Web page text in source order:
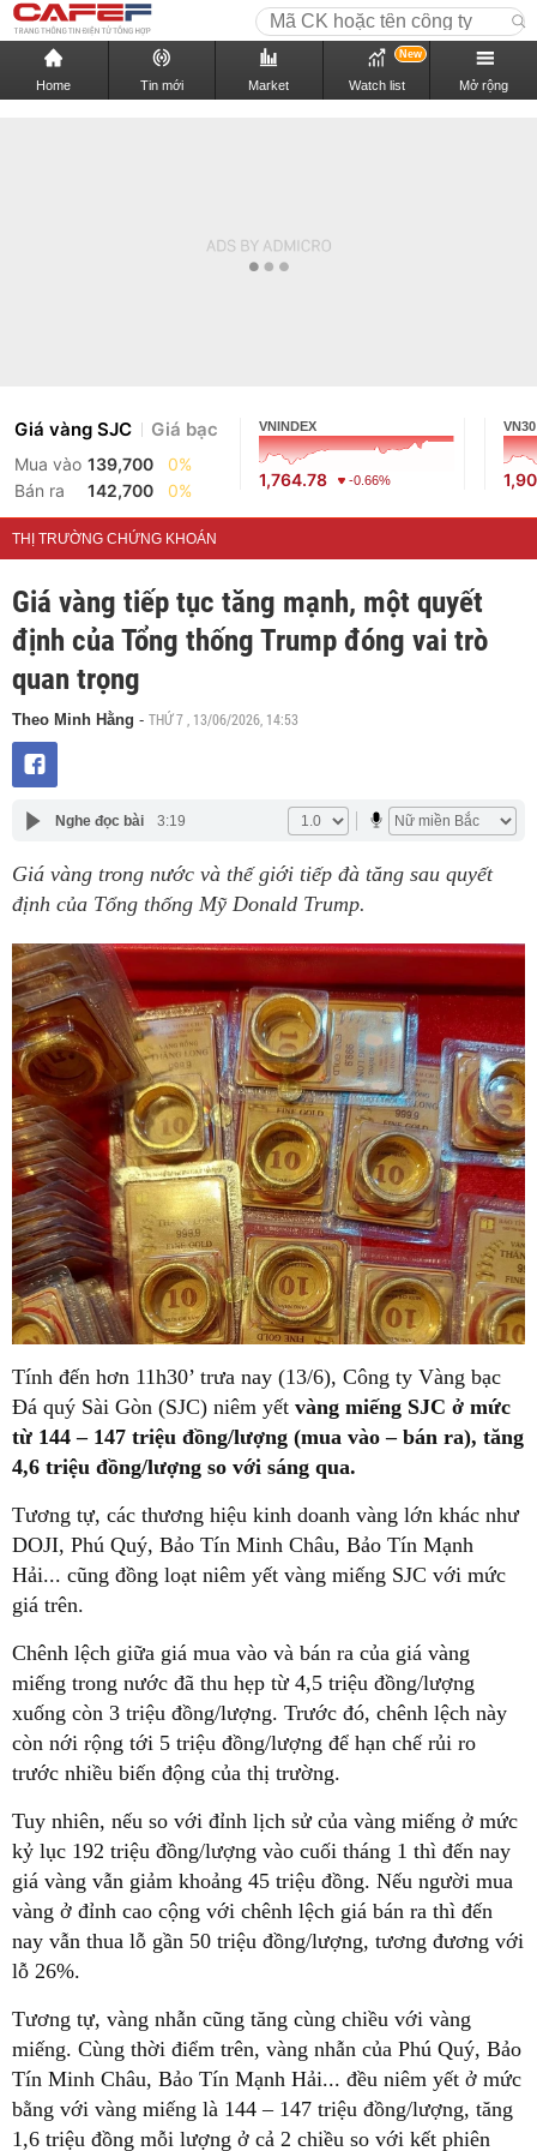
Home Tin mới Market Watch list
New
Mở rộng
Giá vàng SJC Giá bạc
Mua vào 139,700
0%
Bán ra
142,700 0%
VNINDEX
1,764.78 -0.66%
VN30
THỊ TRƯỜNG CHỨNG KHOÁN
Giá vàng tiếp tục tăng mạnh, một quyết
định của Tổng thống Trump đóng vai trò
quan trọng
Theo Minh Hằng - THỨ 7 , 13/06/2026, 14:53
Nghe đọc bài 3:19
Giá vàng trong nước và thế giới tiếp đà tăng sau quyết
định của Tổng thống Mỹ Donald Trump.
Tính đến hơn 11h30’ trưa nay (13/6), Công ty Vàng bạc
Đá quý Sài Gòn (SJC) niêm yết vàng miếng SJC ở mức
từ 144 – 147 triệu đồng/lượng (mua vào – bán ra), tăng
4,6 triệu đồng/lượng so với sáng qua.
Tương tự, các thương hiệu kinh doanh vàng lớn khác như
DOJI, Phú Quý, Bảo Tín Minh Châu, Bảo Tín Mạnh
Hải... cũng đồng loạt niêm yết vàng miếng SJC với mức
giá trên.
Chênh lệch giữa giá mua vào và bán ra của giá vàng
miếng trong nước đã thu hẹp từ 4,5 triệu đồng/lượng
xuống còn 3 triệu đồng/lượng. Trước đó, chênh lệch này
còn nới rộng tới 5 triệu đồng/lượng để hạn chế rủi ro
trước nhiều biến động của thị trường.
Tuy nhiên, nếu so với đỉnh lịch sử của vàng miếng ở mức
kỷ lục 192 triệu đồng/lượng vào cuối tháng 1 thì đến nay
giá vàng vẫn giảm khoảng 45 triệu đồng. Nếu người mua
vàng ở đỉnh cao cộng với chênh lệch giá bán ra thì đến
nay vẫn thua lỗ gần 50 triệu đồng/lượng, tương đương với
lỗ 26%.
Tương tự, vàng nhẫn cũng tăng cùng chiều với vàng
miếng. Cùng thời điểm trên, vàng nhẫn của Phú Quý, Bảo
Tín Minh Châu, Bảo Tín Mạnh Hải... đều niêm yết ở mức
bằng với vàng miếng là 144 – 147 triệu đồng/lượng, tăng
1,6 triệu đồng mỗi lượng ở cả 2 chiều so với kết phiên